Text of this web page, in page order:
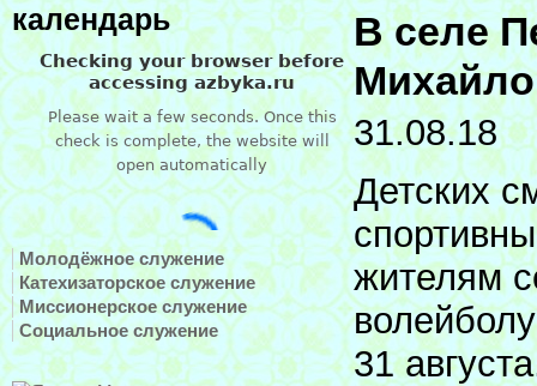
календарь
Молодёжное служение
Катехизаторское служение
Миссионерское служение
Социальное служение
В селе
31.08.18
Детских
жителям
31